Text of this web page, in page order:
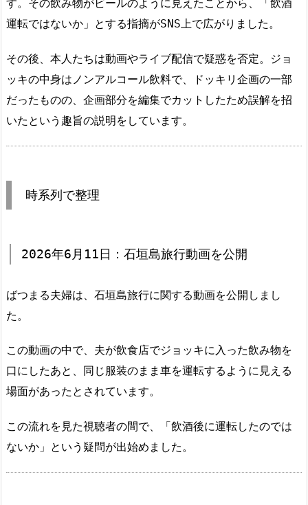
す。その飲み物がビールのように見えたことから、「飲酒
運転ではないか」とする指摘がSNS上で広がりました。
その後、本人たちは動画やライブ配信で疑惑を否定。ジョ
ッキの中身はノンアルコール飲料で、ドッキリ企画の一部
だったものの、企画部分を編集でカットしたため誤解を招
いたという趣旨の説明をしています。
時系列で整理
2026年6月11日：石垣島旅行動画を公開
ばつまる夫婦は、石垣島旅行に関する動画を公開しまし
た。
この動画の中で、夫が飲食店でジョッキに入った飲み物を
口にしたあと、同じ服装のまま車を運転するように見える
場面があったとされています。
この流れを見た視聴者の間で、「飲酒後に運転したのでは
ないか」という疑問が出始めました。